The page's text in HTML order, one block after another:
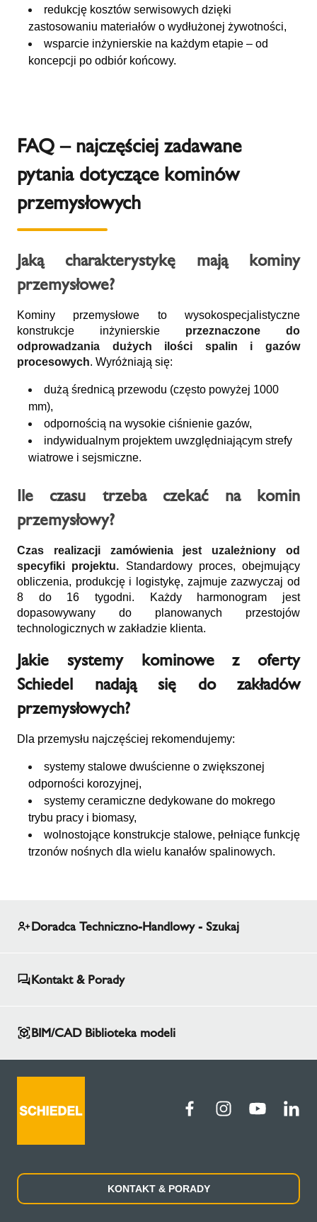
redukcję kosztów serwisowych dzięki
zastosowaniu materiałów o wydłużonej żywotności,
wsparcie inżynierskie na każdym etapie – od
koncepcji po odbiór końcowy.
FAQ – najczęściej zadawane
pytania dotyczące kominów
przemysłowych
Jaką charakterystykę mają kominy
przemysłowe?
Kominy przemysłowe to wysokospecjalistyczne
konstrukcje inżynierskie przeznaczone do
odprowadzania dużych ilości spalin i gazów
procesowych. Wyróżniają się:
dużą średnicą przewodu (często powyżej 1000
mm),
odpornością na wysokie ciśnienie gazów,
indywidualnym projektem uwzględniającym strefy
wiatrowe i sejsmiczne.
Ile czasu trzeba czekać na komin
przemysłowy?
Czas realizacji zamówienia jest uzależniony od
specyfiki projektu. Standardowy proces, obejmujący
obliczenia, produkcję i logistykę, zajmuje zazwyczaj od
8 do 16 tygodni. Każdy harmonogram jest
dopasowywany do planowanych przestojów
technologicznych w zakładzie klienta.
Jakie systemy kominowe z oferty
Schiedel nadają się do zakładów
przemysłowych?
Dla przemysłu najczęściej rekomendujemy:
systemy stalowe dwuścienne o zwiększonej
odporności korozyjnej,
systemy ceramiczne dedykowane do mokrego
trybu pracy i biomasy,
wolnostojące konstrukcje stalowe, pełniące funkcję
trzonów nośnych dla wielu kanałów spalinowych.
Doradca Techniczno-Handlowy - Szukaj
Kontakt & Porady
BIM/CAD Biblioteka modeli
KONTAKT & PORADY